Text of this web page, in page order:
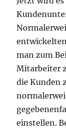
man zum
Mitarbeiter
die Kunden
einstellen.